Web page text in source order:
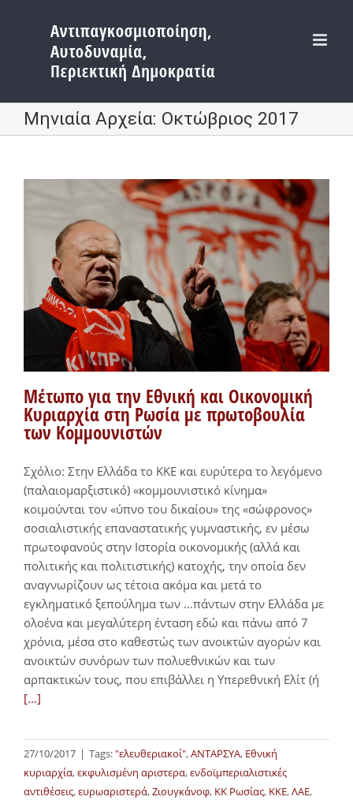
περιεχόμενο
Μηνιαία Αρχεία: Οκτώβριος 2017
Μέτωπο για την Εθνική και Οικονομική
Κυριαρχία στη Ρωσία με πρωτοβουλία
των Κομμουνιστών
Σχόλιο: Στην Ελλάδα το ΚΚΕ και ευρύτερα το λεγόμενο
(παλαιομαρξιστικό) «κομμουνιστικό κίνημα»
κοιμούνται τον «ύπνο του δικαίου» της «σώφρονος»
σοσιαλιστικής επαναστατικής γυμναστικής, εν μέσω
πρωτοφανούς στην Ιστορία οικονομικής (αλλά και
πολιτικής και πολιτιστικής) κατοχής, την οποία δεν
αναγνωρίζουν ως τέτοια ακόμα και μετά το
εγκληματικό ξεπούλημα των …πάντων στην Ελλάδα με
ολοένα και μεγαλύτερη ένταση εδώ και πάνω από 7
χρόνια, μέσα στο καθεστώς των ανοικτών αγορών και
ανοικτών συνόρων των πολυεθνικών και των
αρπακτικών τους, που επιβάλλει η Υπερεθνική Ελίτ (ή
[...]
27/10/2017 | Tags:"ελευθεριακοί",ΑΝΤΑΡΣΥΑ, Εθνική
κυριαρχία,εκφυλισμένη αριστερα,ενδοϊμπεριαλιστικές
αντιθέσεις,ευρωαριστερά,Ζιουγκάνοφ, ΚΚ Ρωσίας, ΚΚΕ,ΛΑΕ,